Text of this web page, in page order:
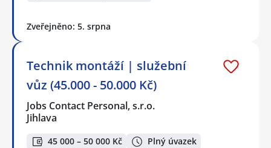
Zveřejněno: 5. srpna
Technik montáží | služební
vůz (45.000 - 50.000 Kč)
Jobs Contact Personal, s.r.o.
Jihlava
45 000 – 50 000 Kč Plný úvazek